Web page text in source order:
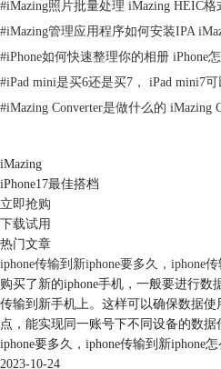
二、苹果手机备份的数据怎么恢复
在升级iOS 16系统尝鲜后，遇到了BUG
功能来恢复苹果手机中的数据。恢复备
iMazing这款软件来对苹果手机进行恢
份不仅操作简单，而且还可以选择恢复
操作。
先使用USB和WiFi无线连接的方式将
iMazing中的“恢复备份”功能。
#iMazing照片批量处理 iMazing HEIC
#iMazing管理应用程序如何安装IPA
#iPhone如何快速整理你的相册 iPhone
#iPad mini是买6还是买7， iPad mini7
#iMazing Converter是做什么的 iMazing
iMazing
iPhone17最佳搭档
立即抢购
下载试用
热门文章
iphone传输到新iphone要多久，iphone
购买了新的iphone手机，一般要进行
传输到新手机上。这样可以确保数据
点，能实现同一账号下不同设备的数据
iphone要多久，iphone传输到新iphone
2023-10-24